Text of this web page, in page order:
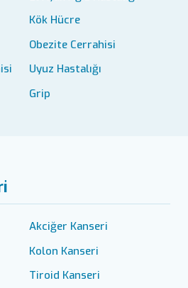
Kök Hücre
Obezite Cerrahisi
Uyuz Hastalığı
Grip
Akciğer Kanseri
Kolon Kanseri
Tiroid Kanseri